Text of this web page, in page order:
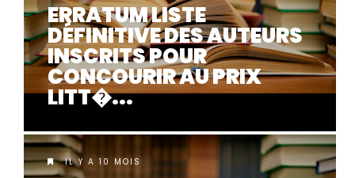
ERRATUM LISTE
DÉFINITIVE DES AUTEURS
INSCRITS POUR
CONCOURIR AU PRIX
LITT�...
IL Y A 10 MOIS